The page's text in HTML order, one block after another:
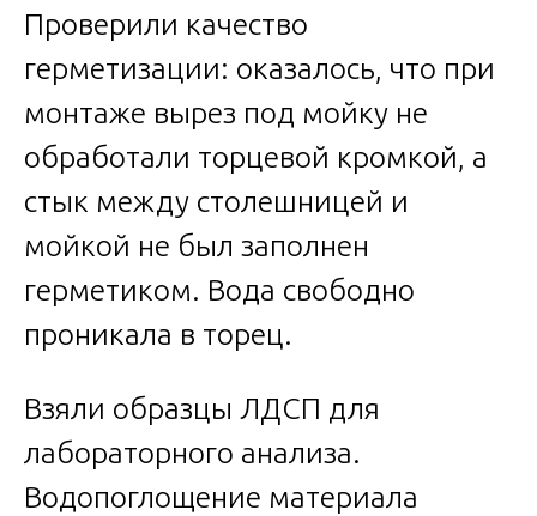
Проверили качество
герметизации: оказалось, что при
монтаже вырез под мойку не
обработали торцевой кромкой, а
стык между столешницей и
мойкой не был заполнен
герметиком. Вода свободно
проникала в торец.
Взяли образцы ЛДСП для
лабораторного анализа.
Водопоглощение материала